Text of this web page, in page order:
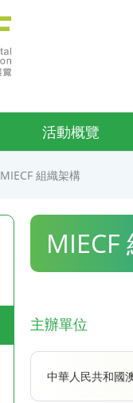
活動概覽
MIECF 組織架構
MIECF
主辦單位
中華人民共和國